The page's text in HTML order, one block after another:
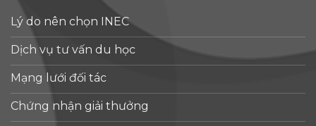
Lý do nên chọn INEC
Dịch vụ tư vấn du học
Mạng lưới đối tác
Chứng nhận giải thưởng